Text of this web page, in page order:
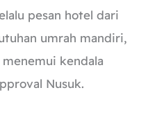
pesan hotel dari
umrah mandiri,
kendala
Nusuk.